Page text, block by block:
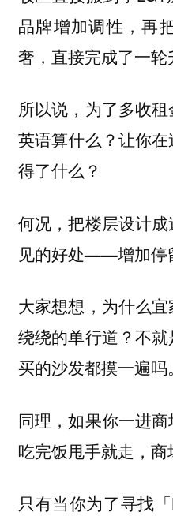
品牌增加调性，再
奢，直接完成了一轮
所以说，为了多收
英语算什么？让你
得了什么？
何况，把楼层设计
见的好处——增加停
大家想想，为什么
绕绕的单行道？不
买的沙发都摸一遍吗。
同理，如果你一进
吃完饭甩手就走，商
只有当你为了寻找